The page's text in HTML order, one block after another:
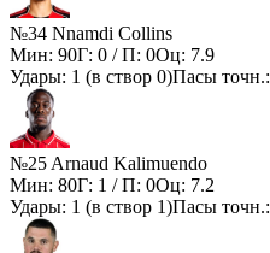
№34 Nnamdi Collins
Мин: 90Г: 0 / П: 0Оц: 7.9
Удары: 1 (в створ 0)Пасы точн.:
№25 Arnaud Kalimuendo
Мин: 80Г: 1 / П: 0Оц: 7.2
Удары: 1 (в створ 1)Пасы точн.: